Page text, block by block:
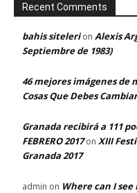
Recent Comments
bahis sitelerion Alexis
Septiembre de 1983)
46 mejores imágenes de
Cosas Que Debes
Granada recibirá a 111
FEBRERO 2017on XIII
Granada 2017
admin on Where can I